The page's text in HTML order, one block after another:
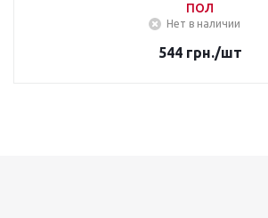
ПОЛ
Нет в наличии
544грн./шт